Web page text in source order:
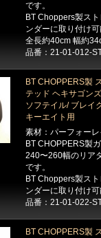
です。
BT Choppers製ス
ンダーに取り付け
全長約40cm 幅約
品番：21-01-012-
BT CHOPPERS製
テッド ヘキサゴンズ
ソフテイル/ ブレイ
キーエイト用
素材：パーフォー
BT CHOPPERS製
240〜260幅のリア
です。
BT Choppers製ス
ンダーに取り付け
品番：21-01-022-
BT CHOPPERS製